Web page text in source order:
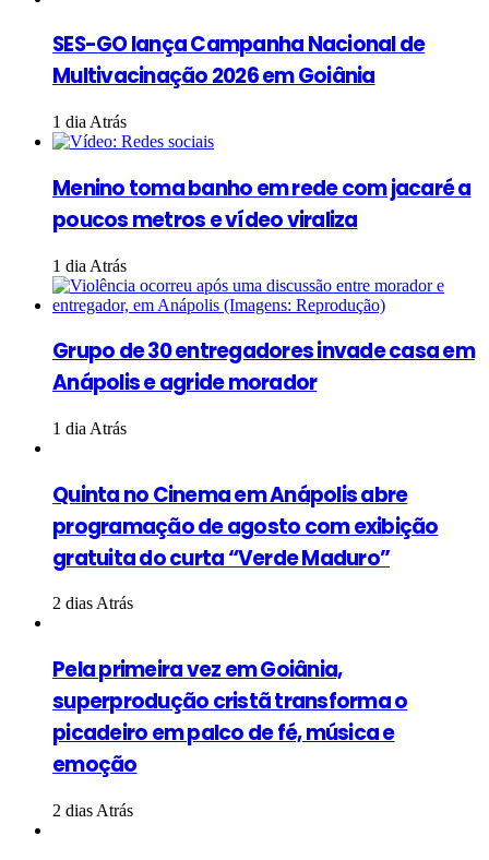
SES-GO lança Campanha Nacional de
Multivacinação 2026 em Goiânia
1 dia Atrás
Menino toma banho em rede com jacaré a
poucos metros e vídeo viraliza
1 dia Atrás
Grupo de 30 entregadores invade casa em
Anápolis e agride morador
1 dia Atrás
Quinta no Cinema em Anápolis abre
programação de agosto com exibição
gratuita do curta “Verde Maduro”
2 dias Atrás
Pela primeira vez em Goiânia,
superprodução cristã transforma o
picadeiro em palco de fé, música e
emoção
2 dias Atrás